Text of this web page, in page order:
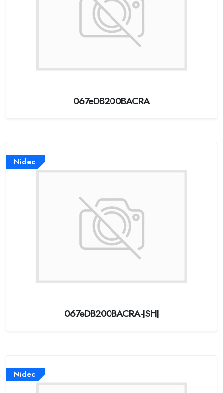
067eDB200BACRA
Nidec
067eDB200BACRA-JSHJ
Nidec